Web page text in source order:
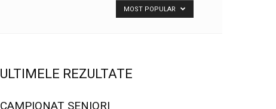
MOST POPULAR
ULTIMELE REZULTATE
CAMPIONAT SENIORI